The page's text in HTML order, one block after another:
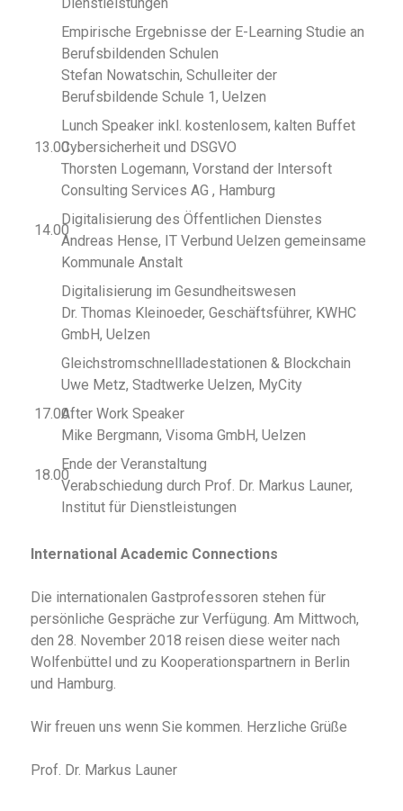
Empirische Ergebnisse der E-Learning Studie an
Berufsbildenden Schulen
Stefan Nowatschin, Schulleiter der
Berufsbildende Schule 1, Uelzen
13.00
Lunch Speaker inkl. kostenlosem, kalten Buffet
Cybersicherheit und DSGVO
Thorsten Logemann, Vorstand der Intersoft
Consulting Services AG , Hamburg
14.00
Digitalisierung des Öffentlichen Dienstes
Andreas Hense, IT Verbund Uelzen gemeinsame
Kommunale Anstalt
Digitalisierung im Gesundheitswesen
Dr. Thomas Kleinoeder, Geschäftsführer, KWHC
GmbH, Uelzen
Gleichstromschnellladestationen & Blockchain
Uwe Metz, Stadtwerke Uelzen, MyCity
17.00After Work Speaker
Mike Bergmann, Visoma GmbH, Uelzen
18.00
Ende der Veranstaltung
Verabschiedung durch Prof. Dr. Markus Launer,
Institut für Dienstleistungen
International Academic Connections
Die internationalen Gastprofessoren stehen für
persönliche Gespräche zur Verfügung. Am Mittwoch,
den 28. November 2018 reisen diese weiter nach
Wolfenbüttel und zu Kooperationspartnern in Berlin
und Hamburg.
Wir freuen uns wenn Sie kommen. Herzliche Grüße
Prof. Dr. Markus Launer